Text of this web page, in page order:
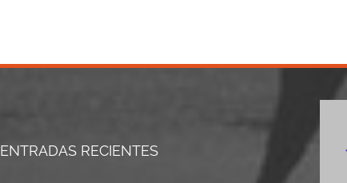
ENTRADAS RECIENTES